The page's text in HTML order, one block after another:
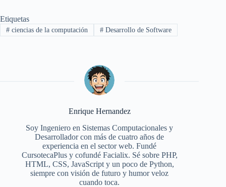
Etiquetas
#ciencias de la computación #Desarrollo de Software
Enrique Hernandez
Soy Ingeniero en Sistemas Computacionales y
Desarrollador con más de cuatro años de
experiencia en el sector web. Fundé
CursotecaPlus y cofundé Facialix. Sé sobre PHP,
HTML, CSS, JavaScript y un poco de Python,
siempre con visión de futuro y humor veloz
cuando toca.